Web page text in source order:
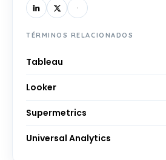
TÉRMINOS RELACIONADOS
Tableau
Looker
Supermetrics
Universal Analytics